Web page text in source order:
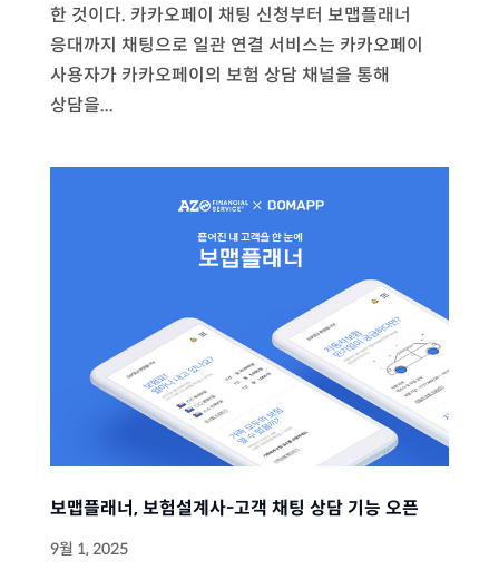
한 것이다. 카카오페이 채팅 신청부터 보맵플래너
응대까지 채팅으로 일관 연결 서비스는 카카오페이
사용자가 카카오페이의 보험 상담 채널을 통해
상담을...
보맵플래너, 보험설계사-고객 채팅 상담 기능 오픈
9월 1, 2025